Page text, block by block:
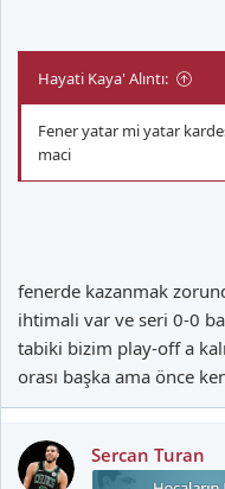
Hayati Kaya' Alıntı:
Fener yatar mi yatar
maci
fenerde kazanmak
ihtimali var ve seri 0-0
tabiki bizim play-off a
orası başka ama önce
Sercan Turan